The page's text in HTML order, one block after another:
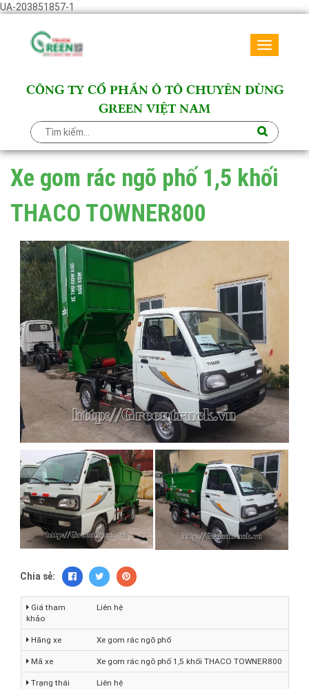
UA-203851857-1
Toggle
CÔNG TY CỔ PHẦN Ô TÔ CHUYÊN DÙNG
GREEN VIỆT NAM
Xe gom rác ngõ phố 1,5 khối
THACO TOWNER800
Giá tham
khảo
Hãng xe Xe gom rác ngõ phố
Mã xe Xe gom rác ngõ phố 1,5 khối THACO TOWNER800